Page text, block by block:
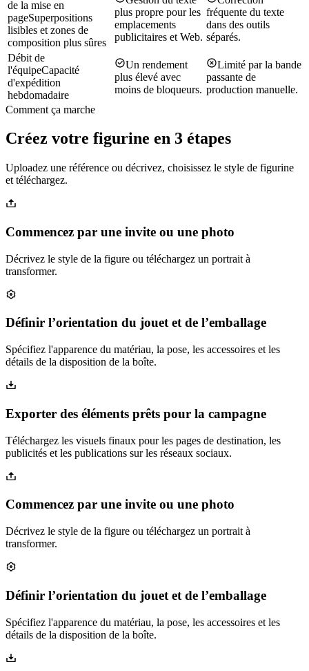
de la mise en
pageSuperpositions
lisibles et zones de
composition plus sûres
plus propre pour les
emplacements
publicitaires et Web.
fréquente du texte
dans des outils
séparés.
Débit de
l'équipeCapacité
d'expédition
hebdomadaire
Un rendement
plus élevé avec
moins de bloqueurs.
Limité par la bande
passante de
production manuelle.
Comment ça marche
Créez votre figurine en 3 étapes
Uploadez une référence ou décrivez, choisissez le style de figurine
et téléchargez.
Commencez par une invite ou une photo
Décrivez le style de la figure ou téléchargez un portrait à
transformer.
Définir l’orientation du jouet et de l’emballage
Spécifiez l'apparence du matériau, la pose, les accessoires et les
détails de la disposition de la boîte.
Exporter des éléments prêts pour la campagne
Téléchargez les visuels finaux pour les pages de destination, les
publicités et les publications sur les réseaux sociaux.
Commencez par une invite ou une photo
Décrivez le style de la figure ou téléchargez un portrait à
transformer.
Définir l’orientation du jouet et de l’emballage
Spécifiez l'apparence du matériau, la pose, les accessoires et les
détails de la disposition de la boîte.